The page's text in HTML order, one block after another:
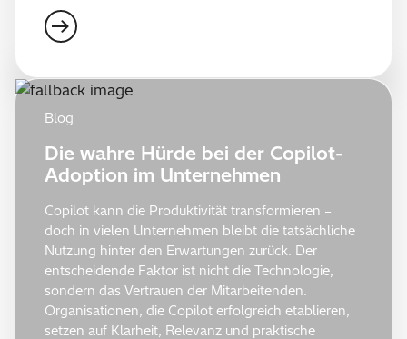
Blog
Die wahre Hürde bei der Copilot-
Adoption im Unternehmen
Copilot kann die Produktivität transformieren –
doch in vielen Unternehmen bleibt die tatsächliche
Nutzung hinter den Erwartungen zurück. Der
entscheidende Faktor ist nicht die Technologie,
sondern das Vertrauen der Mitarbeitenden.
Organisationen, die Copilot erfolgreich etablieren,
setzen auf Klarheit, Relevanz und praktische